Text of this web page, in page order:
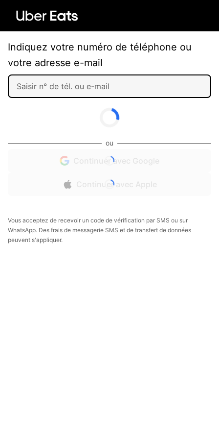
Indiquez votre numéro de téléphone ou
votre adresse e-mail
ou
Continuer avec Google
Continuer avec Apple
Vous acceptez de recevoir un code de vérification par SMS ou sur
WhatsApp. Des frais de messagerie SMS et de transfert de données
peuvent s'appliquer.